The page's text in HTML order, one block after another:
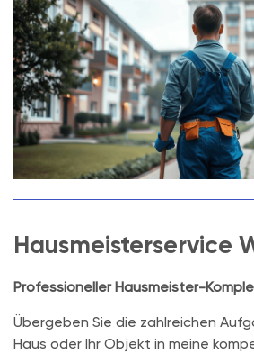
Hausmeisterservice
Professioneller Hausmeister-
Übergeben Sie die zahlreichen
Haus oder Ihr Objekt in meine